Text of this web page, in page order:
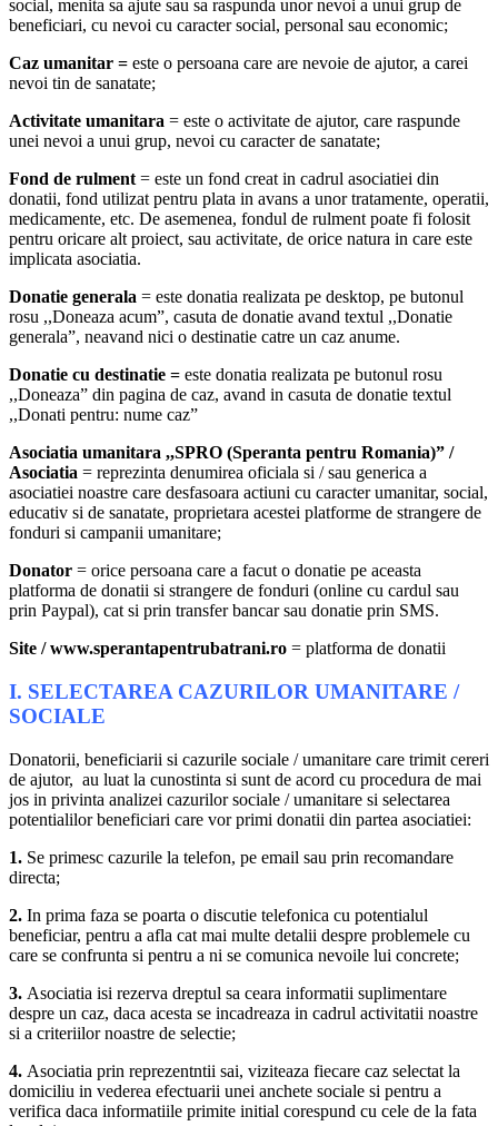
social, menita sa ajute sau sa raspunda unor nevoi a unui grup de
beneficiari, cu nevoi cu caracter social, personal sau economic;
Caz umanitar = este o persoana care are nevoie de ajutor, a carei
nevoi tin de sanatate;
Activitate umanitara = este o activitate de ajutor, care raspunde
unei nevoi a unui grup, nevoi cu caracter de sanatate;
Fond de rulment= este un fond creat in cadrul asociatiei din
donatii, fond utilizat pentru plata in avans a unor tratamente, operatii,
medicamente, etc. De asemenea, fondul de rulment poate fi folosit
pentru oricare alt proiect, sau activitate, de orice natura in care este
implicata asociatia.
Donatie generala = este donatia realizata pe desktop, pe butonul
rosu ,,Doneaza acum”, casuta de donatie avand textul ,,Donatie
generala”, neavand nici o destinatie catre un caz anume.
Donatie cu destinatie = este donatia realizata pe butonul rosu
,,Doneaza” din pagina de caz, avand in casuta de donatie textul
,,Donati pentru: nume caz”
Asociatia umanitara ,,SPRO (Speranta pentru Romania)” /
Asociatia = reprezinta denumirea oficiala si / sau generica a
asociatiei noastre care desfasoara actiuni cu caracter umanitar, social,
educativ si de sanatate, proprietara acestei platforme de strangere de
fonduri si campanii umanitare;
Donator = orice persoana care a facut o donatie pe aceasta
platforma de donatii si strangere de fonduri (online cu cardul sau
prin Paypal), cat si prin transfer bancar sau donatie prin SMS.
Site / www.sperantapentrubatrani.ro = platforma de donatii
I. SELECTAREA CAZURILOR UMANITARE /
SOCIALE
Donatorii, beneficiarii si cazurile sociale / umanitare care trimit cereri
de ajutor, au luat la cunostinta si sunt de acord cu procedura de mai
jos in privinta analizei cazurilor sociale / umanitare si selectarea
potentialilor beneficiari care vor primi donatii din partea asociatiei:
1. Se primesc cazurile la telefon, pe email sau prin recomandare
directa;
2. In prima faza se poarta o discutie telefonica cu potentialul
beneficiar, pentru a afla cat mai multe detalii despre problemele cu
care se confrunta si pentru a ni se comunica nevoile lui concrete;
3. Asociatia isi rezerva dreptul sa ceara informatii suplimentare
despre un caz, daca acesta se incadreaza in cadrul activitatii noastre
si a criteriilor noastre de selectie;
4. Asociatia prin reprezentntii sai, viziteaza fiecare caz selectat la
domiciliu in vederea efectuarii unei anchete sociale si pentru a
verifica daca informatiile primite initial corespund cu cele de la fata